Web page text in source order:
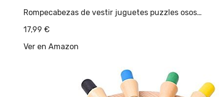
Rompecabezas de vestir juguetes puzzles osos…
17,99 €
Ver en Amazon